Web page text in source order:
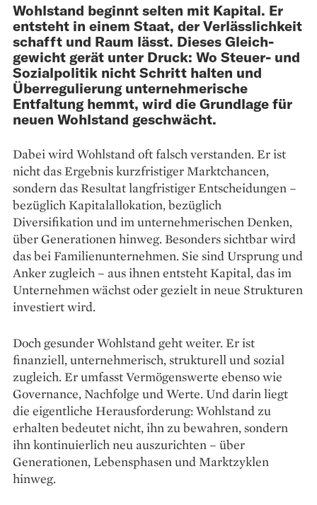
Wohlstand beginnt selten mit Kapital. Er
entsteht in einem Staat, der Verlässlichkeit
schafft und Raum lässt. Dieses Gleich­
gewicht gerät unter Druck: Wo Steuer- und
Sozial­politik nicht Schritt halten und
Überregulierung unternehmerische
Entfaltung hemmt, wird die Grundlage für
neuen Wohlstand geschwächt.
Dabei wird Wohlstand oft falsch verstanden. Er ist
nicht das Ergebnis kurzfristiger Marktchancen,
sondern das Resultat langfristiger Entscheidungen –
bezüglich Kapital­allokation, bezüglich
Diversifikation und im unternehmerischen Denken,
über Generationen hinweg. Besonders sichtbar wird
das bei Familienunternehmen. Sie sind Ursprung und
Anker zugleich – aus ihnen entsteht Kapital, das im
Unternehmen wächst oder gezielt in neue Strukturen
investiert wird.
Doch gesunder Wohlstand geht weiter. Er ist
finanziell, unternehmerisch, strukturell und sozial
zugleich. Er umfasst Vermögenswerte ebenso wie
Governance, Nachfolge und Werte. Und darin liegt
die eigentliche Herausforderung: Wohlstand zu
erhalten bedeutet nicht, ihn zu bewahren, sondern
ihn kontinuierlich neu auszurichten – über
Generationen, Lebensphasen und Marktzyklen
hinweg.